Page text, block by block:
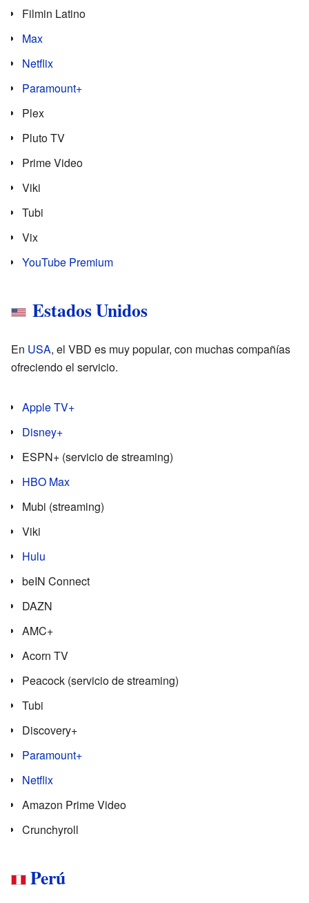
Filmin Latino
Max
Netflix
Paramount+
Plex
Pluto TV
Prime Video
Viki
Tubi
Vix
YouTube Premium
Estados Unidos
En USA, el VBD es muy popular, con muchas compañías
ofreciendo el servicio.
Apple TV+
Disney+
ESPN+ (servicio de streaming)
HBO Max
Mubi (streaming)
Viki
Hulu
beIN Connect
DAZN
AMC+
Acorn TV
Peacock (servicio de streaming)
Tubi
Discovery+
Paramount+
Netflix
Amazon Prime Video
Crunchyroll
Perú